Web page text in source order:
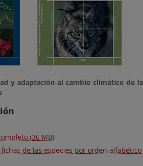
y adaptación al cambio climático de la
(36 MB)
fichas de las especies por orden alfabético